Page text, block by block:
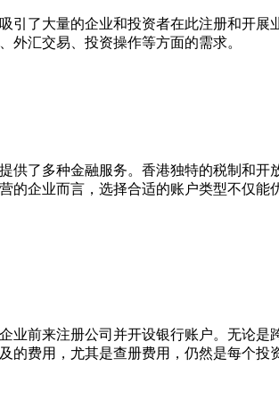
了大量的企业和投资者在此注册和开展
汇交易、投资操作等方面的需求。
了多种金融服务。香港独特的税制和开
企业而言，选择合适的账户类型不仅能
前来注册公司并开设银行账户。无论是
费用，尤其是查册费用，仍然是每个投